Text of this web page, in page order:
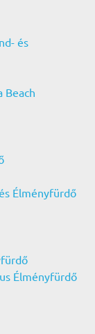
és
Beach
Élményfürdő
Élményfürdő